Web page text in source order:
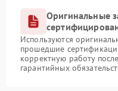
Оригинальные
Используются
прошедшие
корректную работу
гарантийных